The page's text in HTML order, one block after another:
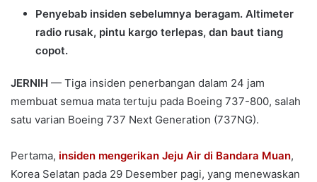
Penyebab insiden sebelumnya beragam. Altimeter
radio rusak, pintu kargo terlepas, dan baut tiang
copot.
JERNIH — Tiga insiden penerbangan dalam 24 jam
membuat semua mata tertuju pada Boeing 737-800, salah
satu varian Boeing 737 Next Generation (737NG).
Pertama, insiden mengerikan Jeju Air di Bandara Muan,
Korea Selatan pada 29 Desember pagi, yang menewaskan